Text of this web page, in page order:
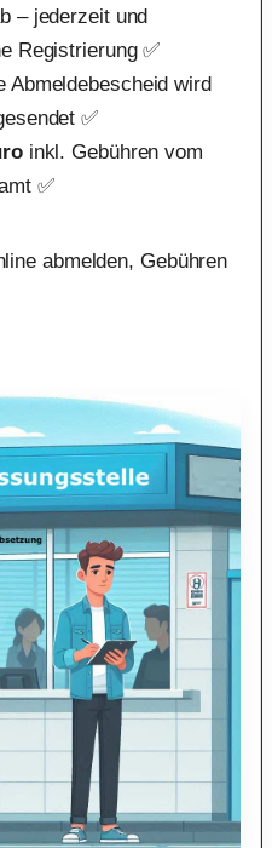
– jederzeit und
Registrierung ✅
Abmeldebescheid wird
✅
inkl. Gebühren vom
✅
abmelden, Gebühren